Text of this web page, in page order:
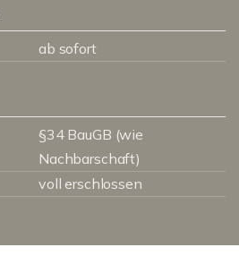
ab sofort
§34 BauGB (wie
Nachbarschaft)
voll erschlossen